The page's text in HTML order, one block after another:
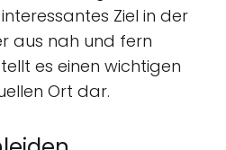
Ziel in der
aus nah und fern
es einen wichtigen
Ort dar.